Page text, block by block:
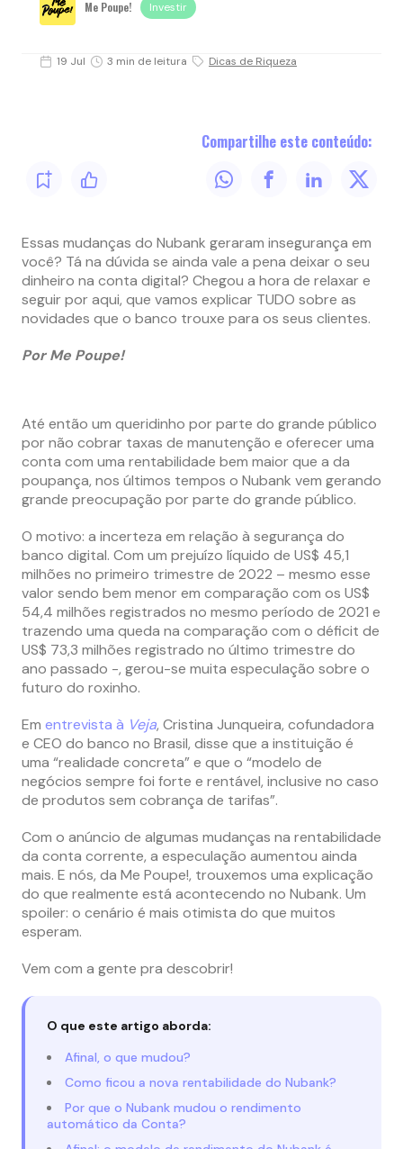
Me Poupe! Investir
19 Jul 3 min de leitura Dicas de Riqueza
Compartilhe este conteúdo:
Essas mudanças do Nubank geraram insegurança em
você? Tá na dúvida se ainda vale a pena deixar o seu
dinheiro na conta digital? Chegou a hora de relaxar e
seguir por aqui, que vamos explicar TUDO sobre as
novidades que o banco trouxe para os seus clientes.
Por Me Poupe!
Até então um queridinho por parte do grande público
por não cobrar taxas de manutenção e oferecer uma
conta com uma rentabilidade bem maior que a da
poupança, nos últimos tempos o Nubank vem gerando
grande preocupação por parte do grande público.
O motivo: a incerteza em relação à segurança do
banco digital. Com um prejuízo líquido de US$ 45,1
milhões no primeiro trimestre de 2022 – mesmo esse
valor sendo bem menor em comparação com os US$
54,4 milhões registrados no mesmo período de 2021 e
trazendo uma queda na comparação com o déficit de
US$ 73,3 milhões registrado no último trimestre do
ano passado -, gerou-se muita especulação sobre o
futuro do roxinho.
Em entrevista à Veja, Cristina Junqueira, cofundadora
e CEO do banco no Brasil, disse que a instituição é
uma “realidade concreta” e que o “modelo de
negócios sempre foi forte e rentável, inclusive no caso
de produtos sem cobrança de tarifas”.
Com o anúncio de algumas mudanças na rentabilidade
da conta corrente, a especulação aumentou ainda
mais. E nós, da Me Poupe!, trouxemos uma explicação
do que realmente está acontecendo no Nubank. Um
spoiler: o cenário é mais otimista do que muitos
esperam.
Vem com a gente pra descobrir!
O que este artigo aborda:
Afinal, o que mudou?
Como ficou a nova rentabilidade do Nubank?
Por que o Nubank mudou o rendimento
automático da Conta?